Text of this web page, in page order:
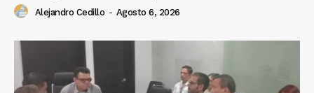
Alejandro Cedillo - Agosto 6, 2026